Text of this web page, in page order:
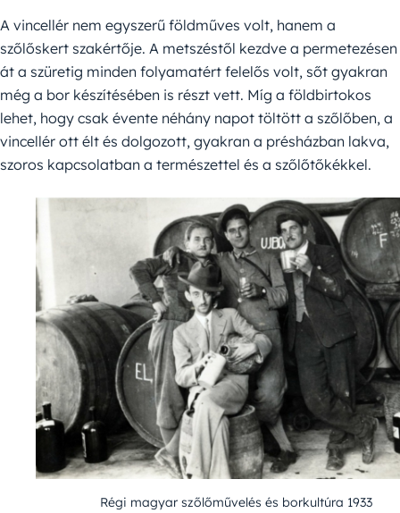
A vincellér nem egyszerű földműves volt, hanem a
szőlőskert szakértője. A metszéstől kezdve a permetezésen
át a szüretig minden folyamatért felelős volt, sőt gyakran
még a bor készítésében is részt vett. Míg a földbirtokos
lehet, hogy csak évente néhány napot töltött a szőlőben, a
vincellér ott élt és dolgozott, gyakran a présházban lakva,
szoros kapcsolatban a természettel és a szőlőtőkékkel.
Régi magyar szőlőművelés és borkultúra 1933